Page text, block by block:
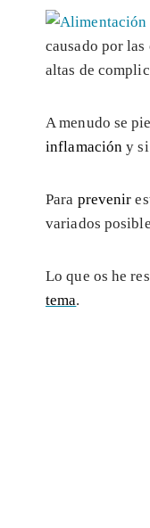
causado por las
altas de
A menudo se
inflamación y
Para prevenir
variados
Lo que os he
tema.